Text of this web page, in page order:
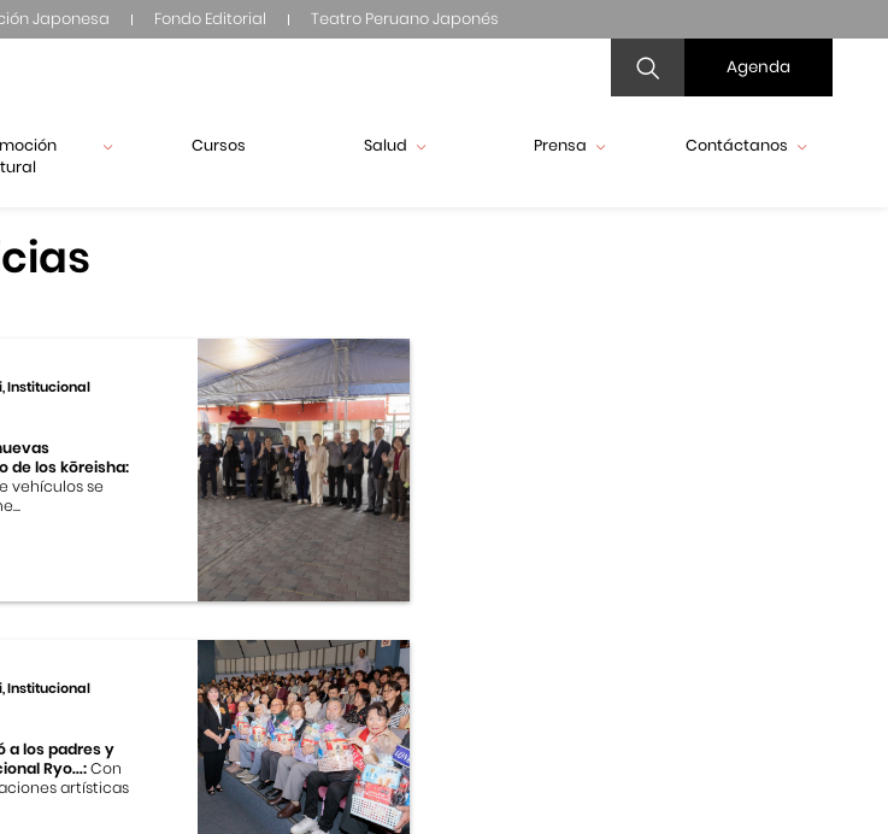
Japonesa Fondo Editorial Teatro Peruano Japonés
Agenda
Cursos Salud Prensa Contáctanos
Institucional
de los kōreisha:
vehículos se
Institucional
a los padres y
Ryo...:Con
artísticas